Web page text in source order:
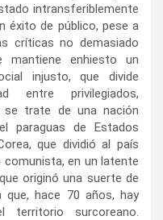
intransferiblemente
éxito de público, pese a
críticas no demasiado
enhiesto un
injusto, que divide
entre privilegiados,
se trate de una nación
paraguas de Estados
que dividió al país
en un latente
originó una suerte de
que, hace 70 años, hay
territorio surcoreano.